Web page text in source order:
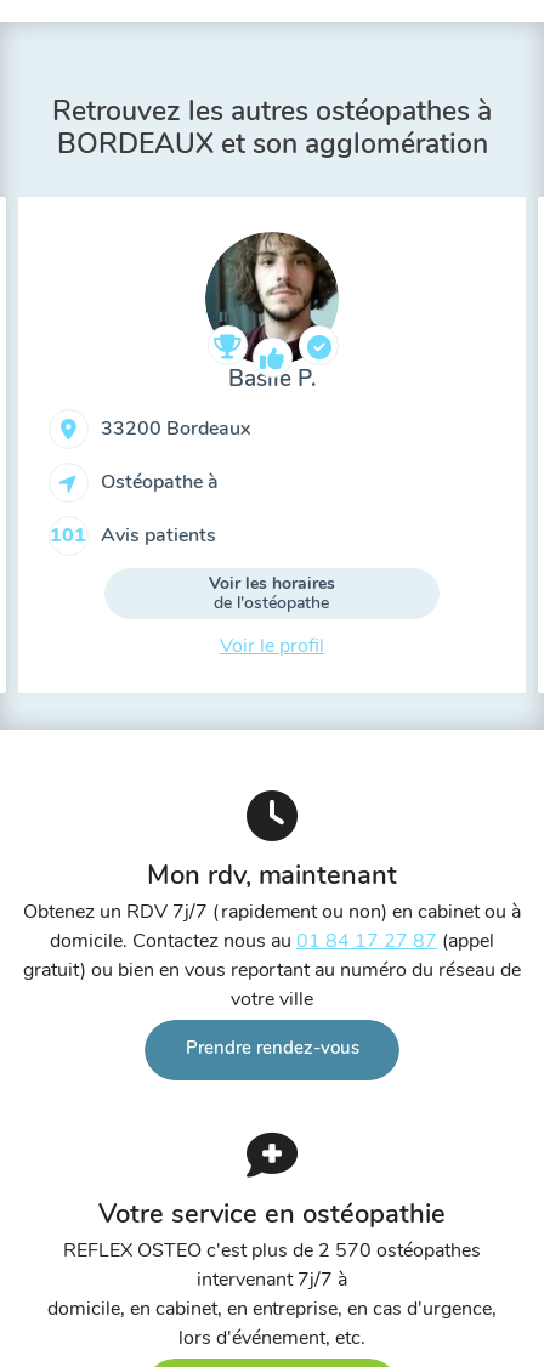
Retrouvez les autres ostéopathes à
BORDEAUX et son agglomération
Basile P.
33200 Bordeaux
Ostéopathe à
101 Avis patients
Voir les horaires
de l'ostéopathe
Voir le profil
Mon rdv, maintenant
Obtenez un RDV 7j/7 (rapidement ou non) en cabinet ou à
domicile. Contactez nous au 01 84 17 27 87 (appel
gratuit) ou bien en vous reportant au numéro du réseau de
votre ville
Prendre rendez-vous
Votre service en ostéopathie
REFLEX OSTEO c'est plus de 2 570 ostéopathes
intervenant 7j/7 à
domicile, en cabinet, en entreprise, en cas d'urgence,
lors d'événement, etc.